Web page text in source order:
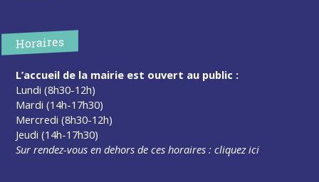
Horaires
L’accueil de la mairie est ouvert au public :
Lundi (8h30-12h)
Mardi (14h-17h30)
Mercredi (8h30-12h)
Jeudi (14h-17h30)
Sur rendez-vous en dehors de ces horaires :cliquez ici